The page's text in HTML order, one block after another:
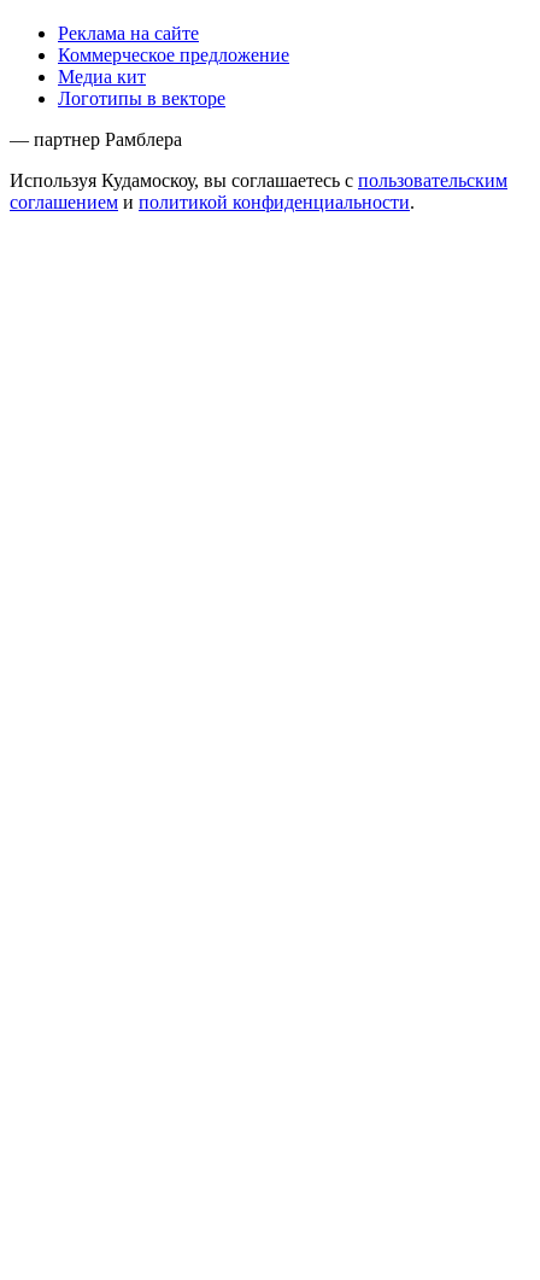
Реклама на сайте
Коммерческое предложение
Медиа кит
Логотипы в векторе
— партнер Рамблера
Используя Кудамоскоу, вы соглашаетесь с пользовательским
соглашением и политикой конфиденциальности.